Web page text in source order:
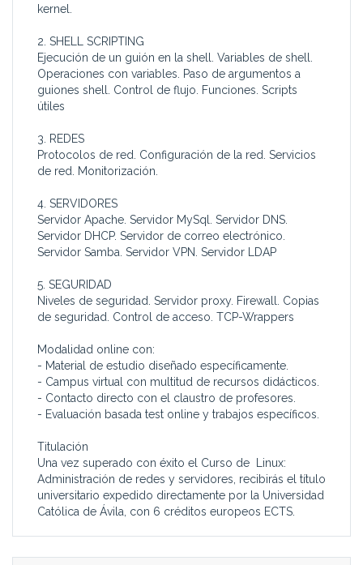
kernel.
2. SHELL SCRIPTING
Ejecución de un guión en la shell. Variables de shell.
Operaciones con variables. Paso de argumentos a
guiones shell. Control de flujo. Funciones. Scripts
útiles
3. REDES
Protocolos de red. Configuración de la red. Servicios
de red. Monitorización.
4. SERVIDORES
Servidor Apache. Servidor MySql. Servidor DNS.
Servidor DHCP. Servidor de correo electrónico.
Servidor Samba. Servidor VPN. Servidor LDAP
5. SEGURIDAD
Niveles de seguridad. Servidor proxy. Firewall. Copias
de seguridad. Control de acceso. TCP-Wrappers
Modalidad online con:
- Material de estudio diseñado específicamente.
- Campus virtual con multitud de recursos didácticos.
- Contacto directo con el claustro de profesores.
- Evaluación basada test online y trabajos específicos.
Titulación
Una vez superado con éxito el Curso de Linux:
Administración de redes y servidores, recibirás el título
universitario expedido directamente por la Universidad
Católica de Ávila, con 6 créditos europeos ECTS.